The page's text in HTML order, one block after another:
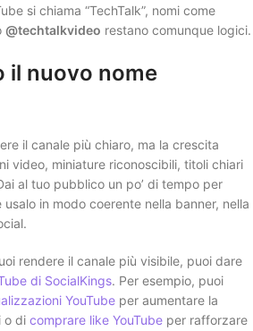
si chiama “TechTalk”, nomi come
@techtalkvideo restano comunque logici.
il nuovo nome
il canale più chiaro, ma la crescita
video, miniature riconoscibili, titoli chiari
al tuo pubblico un po’ di tempo per
in modo coerente nella banner, nella
rendere il canale più visibile, puoi dare
di SocialKings. Per esempio, puoi
YouTube per aumentare la
o di comprare like YouTube per rafforzare